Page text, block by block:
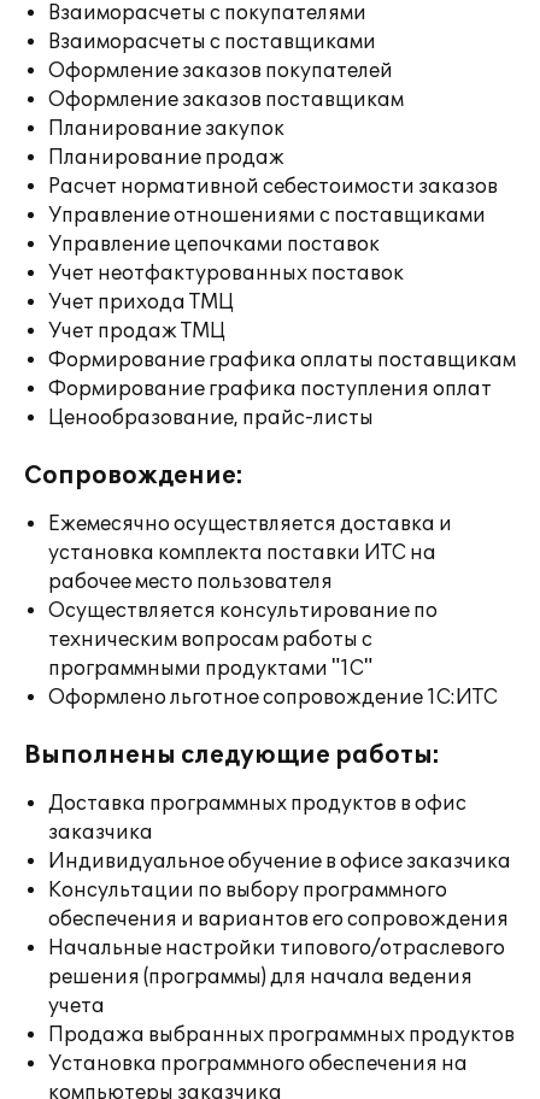
Взаиморасчеты с покупателями
Взаиморасчеты с поставщиками
Оформление заказов покупателей
Оформление заказов поставщикам
Планирование закупок
Планирование продаж
Расчет нормативной себестоимости заказов
Управление отношениями с поставщиками
Управление цепочками поставок
Учет неотфактурованных поставок
Учет прихода ТМЦ
Учет продаж ТМЦ
Формирование графика оплаты поставщикам
Формирование графика поступления оплат
Ценообразование, прайс-листы
Сопровождение:
Ежемесячно осуществляется доставка и
установка комплекта поставки ИТС на
рабочее место пользователя
Осуществляется консультирование по
техническим вопросам работы с
программными продуктами "1С"
Оформлено льготное сопровождение 1С:ИТС
Выполнены следующие работы:
Доставка программных продуктов в офис
заказчика
Индивидуальное обучение в офисе заказчика
Консультации по выбору программного
обеспечения и вариантов его сопровождения
Начальные настройки типового/отраслевого
решения (программы) для начала ведения
учета
Продажа выбранных программных продуктов
Установка программного обеспечения на
компьютеры заказчика